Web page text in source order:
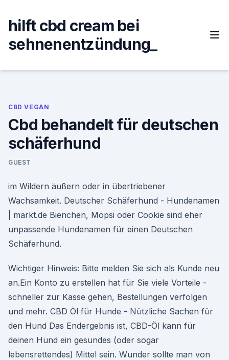
content
hilft cbd cream bei
sehnenentzündung_
CBD VEGAN
Cbd behandelt für deutschen
schäferhund
GUEST
im Wildern äußern oder in übertriebener
Wachsamkeit. Deutscher Schäferhund - Hundenamen
| markt.de Bienchen, Mopsi oder Cookie sind eher
unpassende Hundenamen für einen Deutschen
Schäferhund.
Wichtiger Hinweis: Bitte melden Sie sich als Kunde neu
an.Ein Konto zu erstellen hat für Sie viele Vorteile -
schneller zur Kasse gehen, Bestellungen verfolgen
und mehr. CBD Öl für Hunde - Nützliche Sachen für
den Hund Das Endergebnis ist, CBD-Öl kann für
deinen Hund ein gesundes (oder sogar
lebensrettendes) Mittel sein. Wunder sollte man von